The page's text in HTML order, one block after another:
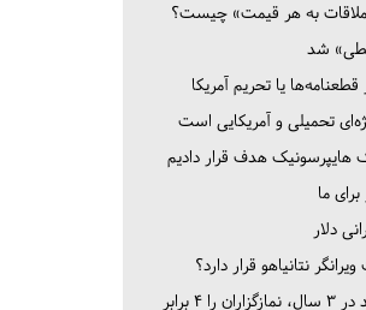
و ملاقات به هر قیمت» چیست؟
شد
یا تحریم‌ آمریکا
تحمیلی و آمریکایی است
هایپرسونیک هدف قرار دادیم
ما
دلار
نتانیاهو قرار دارد؟
امام جماعت این مسجد در ۳ سال، نمازگزاران را ۴ برابر